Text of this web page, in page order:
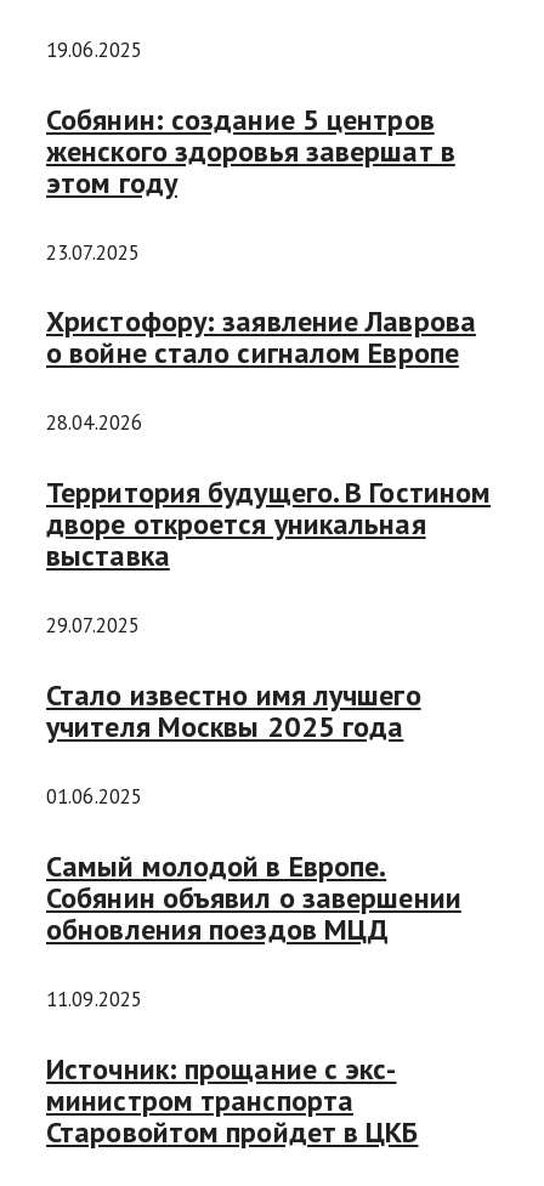
19.06.2025
Собянин: создание 5 центров
женского здоровья завершат в
этом году
23.07.2025
Христофору: заявление Лаврова
о войне стало сигналом Европе
28.04.2026
Территория будущего. В Гостином
дворе откроется уникальная
выставка
29.07.2025
Стало известно имя лучшего
учителя Москвы 2025 года
01.06.2025
Самый молодой в Европе.
Собянин объявил о завершении
обновления поездов МЦД
11.09.2025
Источник: прощание с экс-
министром транспорта
Старовойтом пройдет в ЦКБ